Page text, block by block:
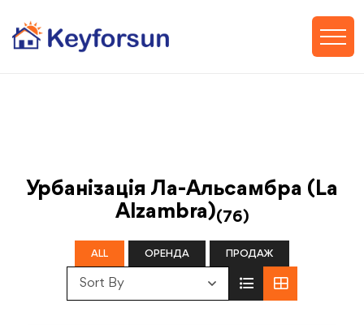
Урбанізація Ла-Альсамбра (La
Alzambra)(76)
ALL ОРЕНДА ПРОДАЖ
Sort By